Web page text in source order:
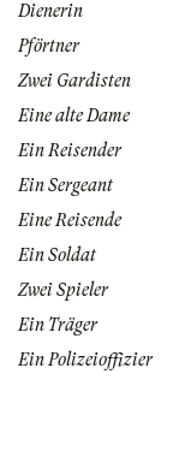
Dienerin
Pförtner
Zwei Gardisten
Eine alte Dame
Ein Reisender
Ein Sergeant
Eine Reisende
Ein Soldat
Zwei Spieler
Ein Träger
Ein Polizeioffizier